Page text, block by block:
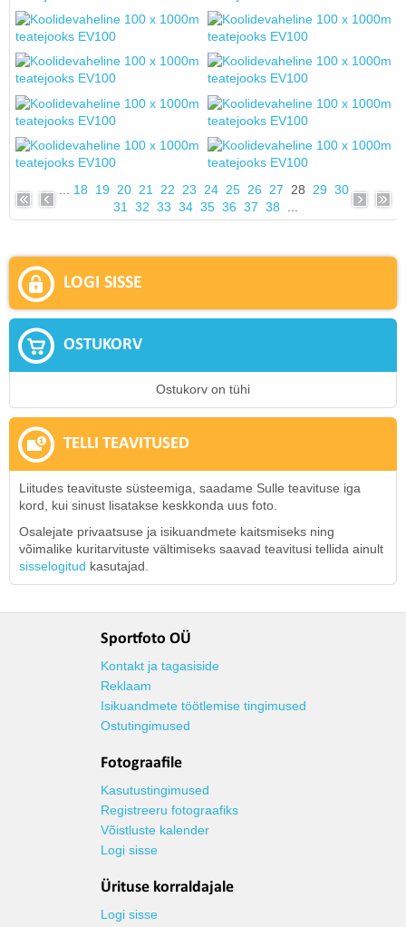
18 19 20 21 22 23 24 25 26 27 28 29 30
31
32 33 34 35 36 37 38
LOGI SISSE
OSTUKORV
Ostukorv on tühi
TELLI TEAVITUSED
Liitudes teavituste süsteemiga, saadame Sulle teavituse iga
kord, kui sinust lisatakse keskkonda uus foto.
Osalejate privaatsuse ja isikuandmete kaitsmiseks ning
võimalike kuritarvituste vältimiseks saavad teavitusi tellida ainult
sisselogitud kasutajad.
Sportfoto OÜ
Kontakt ja tagasiside
Reklaam
Isikuandmete töötlemise tingimused
Ostutingimused
Fotograafile
Kasutustingimused
Registreeru fotograafiks
Võistluste kalender
Logi sisse
Ürituse korraldajale
Logi sisse